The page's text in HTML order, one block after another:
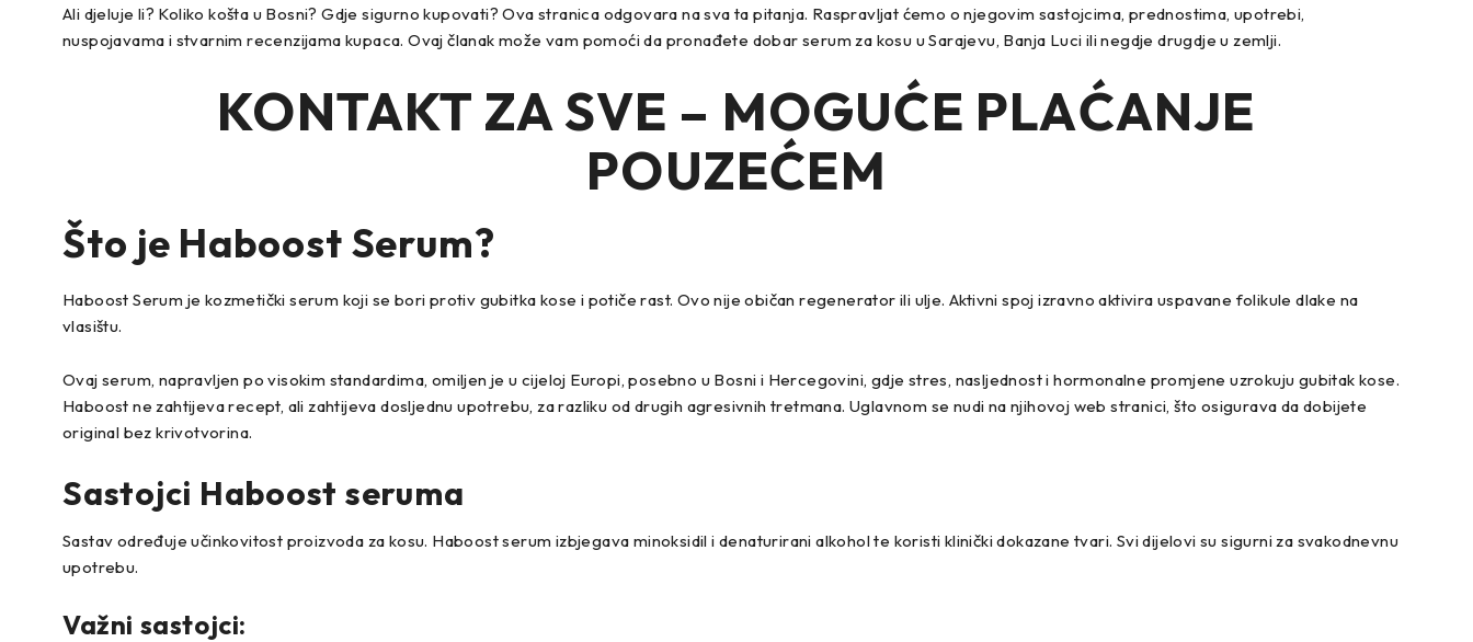
Ali djeluje li? Koliko košta u Bosni? Gdje sigurno kupovati? Ova stranica odgovara na sva ta pitanja. Raspravljat ćemo o njegovim sastojcima, prednostima, upotrebi,
nuspojavama i stvarnim recenzijama kupaca. Ovaj članak može vam pomoći da pronađete dobar serum za kosu u Sarajevu, Banja Luci ili negdje drugdje u zemlji.
KONTAKT ZA SVE – MOGUĆE PLAĆANJE
POUZEĆEM
Što je Haboost Serum?
Haboost Serum je kozmetički serum koji se bori protiv gubitka kose i potiče rast. Ovo nije običan regenerator ili ulje. Aktivni spoj izravno aktivira uspavane folikule dlake na
vlasištu.
Ovaj serum, napravljen po visokim standardima, omiljen je u cijeloj Europi, posebno u Bosni i Hercegovini, gdje stres, nasljednost i hormonalne promjene uzrokuju gubitak kose.
Haboost ne zahtijeva recept, ali zahtijeva dosljednu upotrebu, za razliku od drugih agresivnih tretmana. Uglavnom se nudi na njihovoj web stranici, što osigurava da dobijete
original bez krivotvorina.
Sastojci Haboost seruma
Sastav određuje učinkovitost proizvoda za kosu. Haboost serum izbjegava minoksidil i denaturirani alkohol te koristi klinički dokazane tvari. Svi dijelovi su sigurni za svakodnevnu
upotrebu.
Važni sastojci: